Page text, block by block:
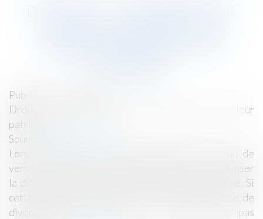
Publié le :
Droit de la famille, des personnes et de leur
patrimoine
Source :
Lors d’un divorce, un des époux peut être tenu de
verser à l’autre une prestation destinée à compenser
la différence de niveau de vie liée à cette rupture. Si
cette compensation peut être versée même en cas de
divorce pour faute, elle n’est toutefois pas